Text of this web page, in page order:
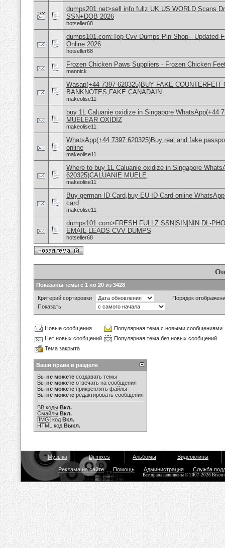
dumps201.net>sell info fullz UK US WORLD Scans
SSN+DOB 2026
hotseller68
dumps101.com:Top Cvv Dumps Pin Shop - Updated
Online 2026
hotseller68
Frozen Chicken Paws Suppliers - Frozen Chicken
mannick
Wasap(+44 7397 620325)BUY FAKE COUNTERFEIT
BANKNOTES,FAKE CANADAIN
makeolise11
buy 1L Caluanie oxidize in Singapore WhatsApp(+44
MUELEAR OXIDIZ
makeolise11
WhatsApp(+44 7397 620325)Buy real and fake
online
makeolise11
Where to buy 1L Caluanie oxidize in Singapore
620325)CALUANIE MUELE
makeolise11
Buy german ID Card,buy EU ID Card online
card
makeolise11
dumps101.com>FRESH FULLZ SSN|SIN|NIN DL-
EMAIL LEADS CVV DUMPS
hotseller68
Показаны темы с 1 по 20 из 3428
Критерий сортировки
Порядок
Показать
Новые сообщения
Популярная тема с новыми сообщениями
Нет новых сообщений
Популярная тема без новых сообщений
Тема закрыта
Ваши права в разделе
Вы не можете создавать темы
Вы не можете отвечать на сообщения
Вы не можете прикреплять файлы
Вы не можете редактировать сообщения
BB коды Вкл.
Смайлы Вкл.
[IMG] код Вкл.
HTML код Выкл.
Музыка Dj mixes Альбомы Видеоклипы
Реклама на сайте Помощь Администрация Служба
Все права защищены © 2007-2026